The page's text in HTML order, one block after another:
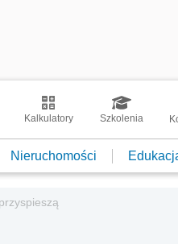
Kalkulatory Szkolenia
Nieruchomości